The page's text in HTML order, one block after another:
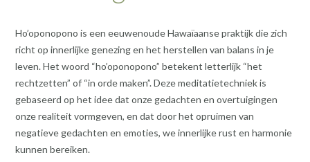
Ho’oponopono is een eeuwenoude Hawaïaanse praktijk die zich
richt op innerlijke genezing en het herstellen van balans in je
leven. Het woord “ho’oponopono” betekent letterlijk “het
rechtzetten” of “in orde maken”. Deze meditatietechniek is
gebaseerd op het idee dat onze gedachten en overtuigingen
onze realiteit vormgeven, en dat door het opruimen van
negatieve gedachten en emoties, we innerlijke rust en harmonie
kunnen bereiken.